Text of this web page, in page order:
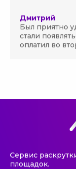
Дмитрий
Был приятно
стали
оплатил во
Сервис
площадок.